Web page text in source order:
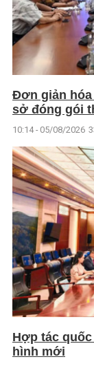
Đơn giản
sở đóng gói
10:14 - 05/08/2026
Hợp tác
hình mới